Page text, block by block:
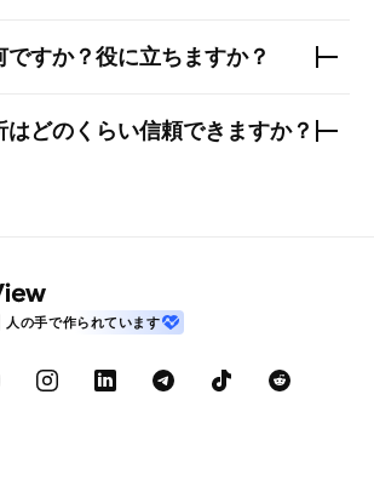
すか？役に立ちますか？
はどのくらい信頼できますか？
の手で作られています